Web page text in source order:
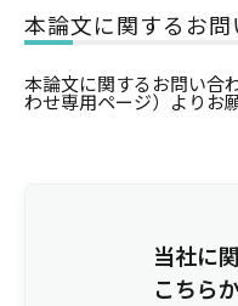
本論文に関するお
本論文に関するお問い合
わせ専用ページ）よりお
当社に
こちら